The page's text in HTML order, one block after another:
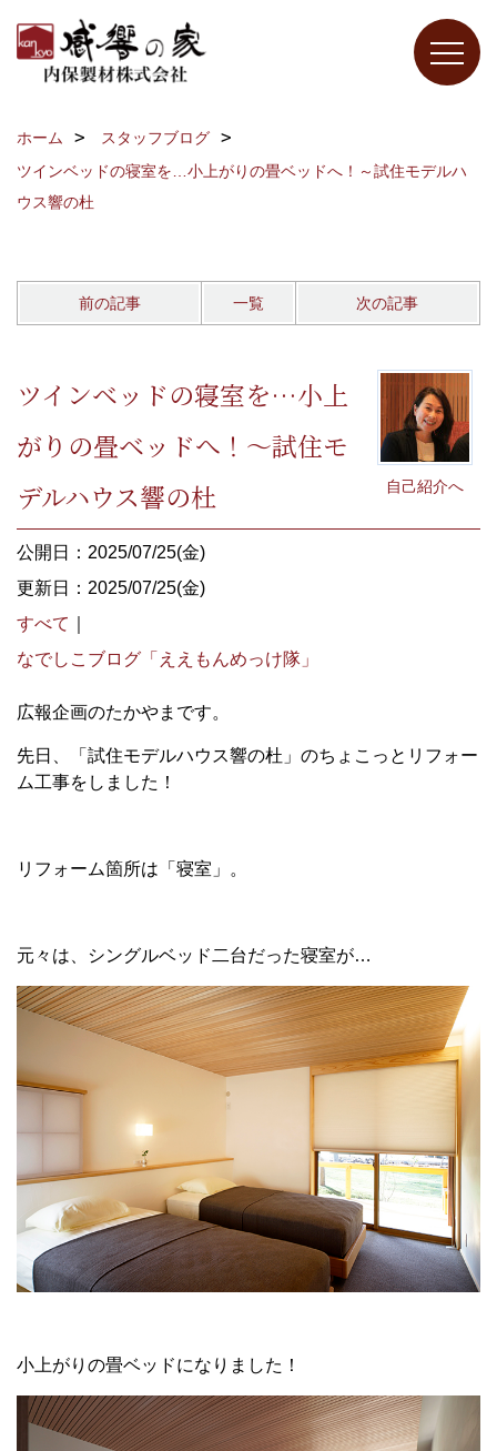
ホーム
スタッフブログ
ツインベッドの寝室を…小上がりの畳ベッドへ！～試住モデルハ
ウス響の杜
前の記事 一覧 次の記事
自己紹介へ
ツインベッドの寝室を…小上
がりの畳ベッドへ！～試住モ
デルハウス響の杜
公開日：2025/07/25(金)
更新日：2025/07/25(金)
すべて
なでしこブログ「ええもんめっけ隊」
広報企画のたかやまです。
先日、「試住モデルハウス響の杜」のちょこっとリフォー
ム工事をしました！
リフォーム箇所は「寝室」。
元々は、シングルベッド二台だった寝室が…
小上がりの畳ベッドになりました！